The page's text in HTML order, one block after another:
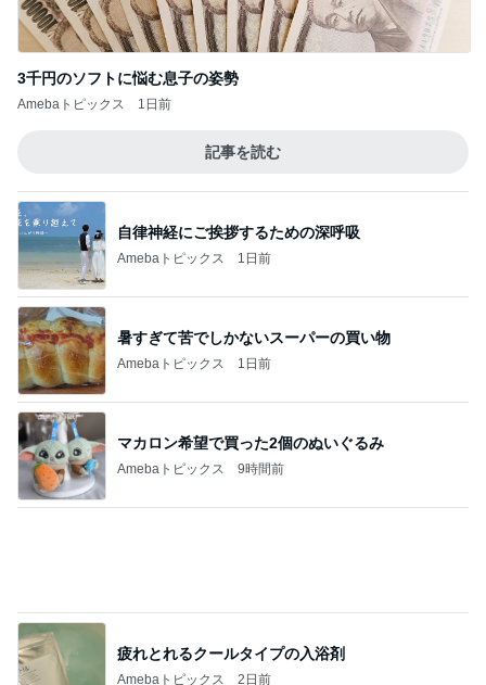
記事を読む
Amebaトピックス 1日前
暑すぎて苦でしかないスーパーの買い物
Amebaトピックス 1日前
マカロン希望で買った2個のぬいぐるみ
Amebaトピックス 9時間前